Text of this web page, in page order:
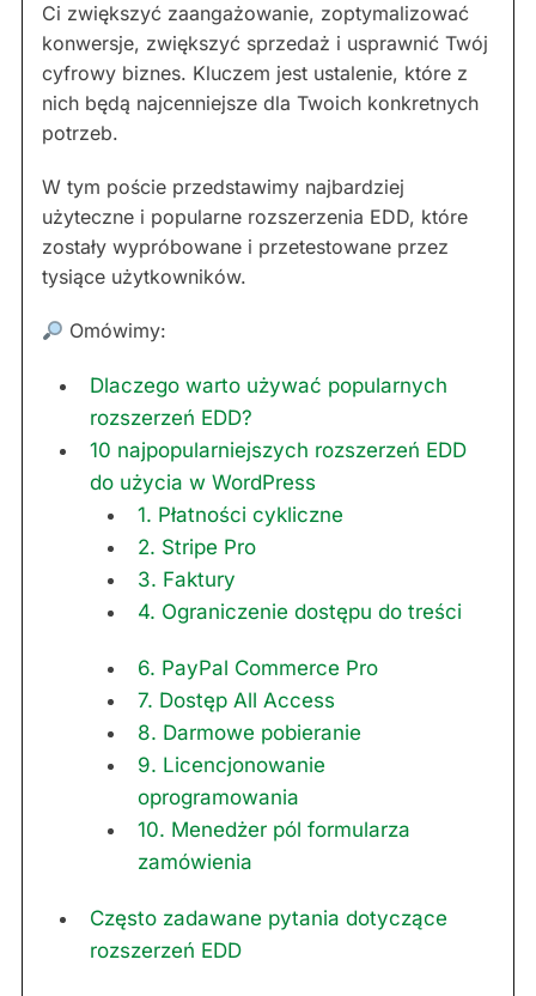
Ci zwiększyć zaangażowanie, zoptymalizować
konwersje, zwiększyć sprzedaż i usprawnić Twój
cyfrowy biznes. Kluczem jest ustalenie, które z
nich będą najcenniejsze dla Twoich konkretnych
potrzeb.
W tym poście przedstawimy najbardziej
użyteczne i popularne rozszerzenia EDD, które
zostały wypróbowane i przetestowane przez
tysiące użytkowników.
Omówimy:
Dlaczego warto używać popularnych
rozszerzeń EDD?
10 najpopularniejszych rozszerzeń EDD
do użycia w WordPress
1. Płatności cykliczne
2. Stripe Pro
3. Faktury
4. Ograniczenie dostępu do treści
6. PayPal Commerce Pro
7. Dostęp All Access
8. Darmowe pobieranie
9. Licencjonowanie
oprogramowania
10. Menedżer pól formularza
zamówienia
Często zadawane pytania dotyczące
rozszerzeń EDD